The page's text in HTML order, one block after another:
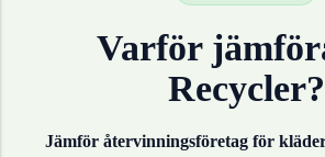
Varför
Recycler?
Jämför återvinningsföretag för